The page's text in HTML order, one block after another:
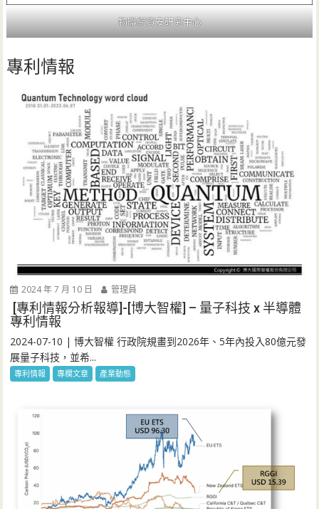
物聯網資安研究中心
專利情報
2024 年 7 月 10 日 管理員
[專利情報分析報導]-[博大智權] – 量子科技 x 半導體
專利情報
2024-07-10 | 博大智權 行政院規畫到2026年、5年內投入80億元發
展量子科技，並希...
專利情報 專欄文章 產業動態